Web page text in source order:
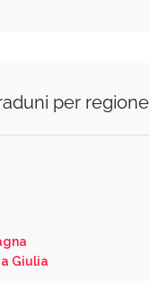
per regione
Giulia